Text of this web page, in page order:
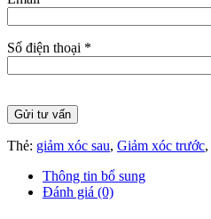
Số điện thoại *
Thẻ: giảm xóc sau, Giảm xóc trước,
Thông tin bổ sung
Đánh giá (0)